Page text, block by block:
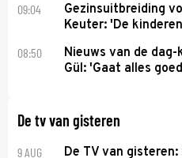
09:04
Gezinsuitbreiding
Keuter: 'De
08:50
Nieuws van de
Gül: 'Gaat alles
De tv van gisteren
9 AUG
De TV van